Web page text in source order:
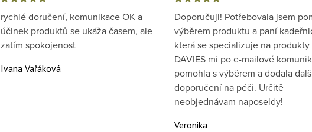
rychlé doručení, komunikace OK a
účinek produktů se ukáža časem, ale
zatím spokojenost
Ivana Vařáková
Doporučuji! Potřebovala jsem
výběrem produktu a paní
která se specializuje na produkty
DAVIES mi po e-mailové
pomohla s výběrem a dodala
doporučení na péči. Určitě
neobjednávam naposeldy!
Veronika